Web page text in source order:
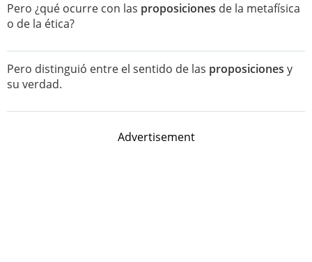
Pero ¿qué ocurre con las proposiciones de la metafísica
o de la ética?
Pero distinguió entre el sentido de las proposiciones y
su verdad.
Advertisement